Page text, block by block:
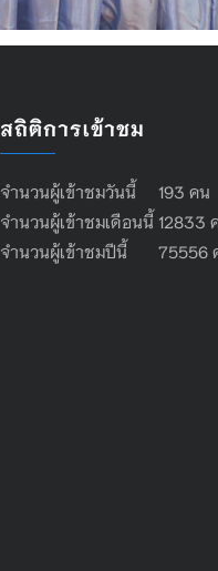
สถิติการเข้าชม
จำนวนผู้เข้าชมวันนี้ 193 คน
จำนวนผู้เข้าชมเดือนนี้ 12833
จำนวนผู้เข้าชมปีนี้ 75556